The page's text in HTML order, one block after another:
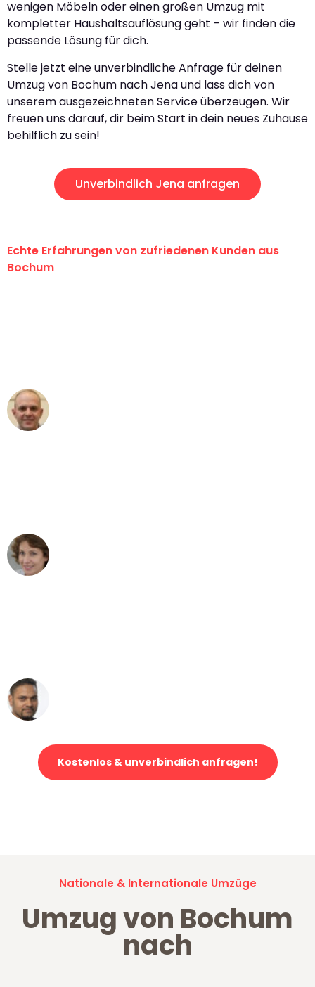
wenigen Möbeln oder einen großen Umzug mit
kompletter Haushaltsauflösung geht – wir finden die
passende Lösung für dich.
Stelle jetzt eine unverbindliche Anfrage für deinen
Umzug von Bochum nach Jena und lass dich von
unserem ausgezeichneten Service überzeugen. Wir
freuen uns darauf, dir beim Start in dein neues Zuhause
behilflich zu sein!
Unverbindlich Jena anfragen
Echte Erfahrungen von zufriedenen Kunden aus
Bochum
Kostenlos & unverbindlich anfragen!
Nationale & Internationale Umzüge
Umzug von Bochum
nach